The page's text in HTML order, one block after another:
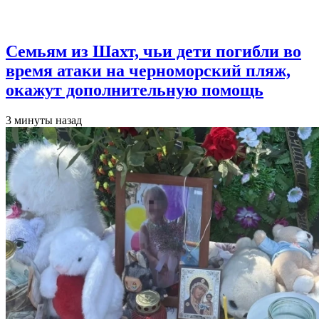
Семьям из Шахт, чьи дети погибли во
время атаки на черноморский пляж,
окажут дополнительную помощь
3 минуты назад